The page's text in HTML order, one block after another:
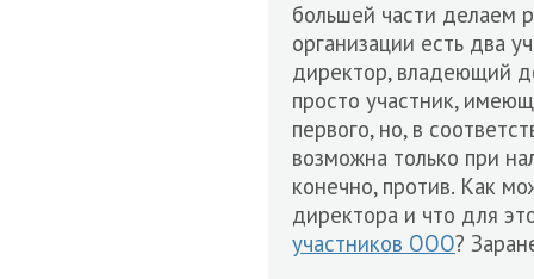
большей части делаем
организации есть два
директор, владеющий
просто участник,
первого, но, в
возможна только при
конечно, против. Как
директора и что для
участников ООО?